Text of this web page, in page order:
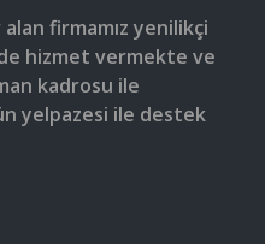
firmamız yenilikçi
hizmet vermekte ve
kadrosu ile
yelpazesi ile destek